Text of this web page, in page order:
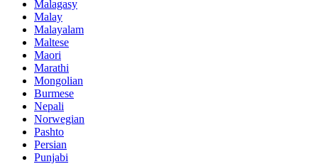
Malagasy
Malay
Malayalam
Maltese
Maori
Marathi
Mongolian
Burmese
Nepali
Norwegian
Pashto
Persian
Punjabi